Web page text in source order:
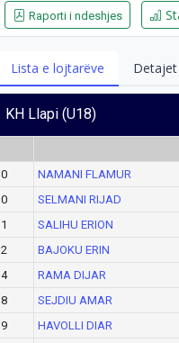
Raporti i ndeshjes
Lista e lojtarëve Detajet
KH Llapi (U18)
0
NAMANI FLAMUR
0
SELMANI RIJAD
1
SALIHU ERION
2
BAJOKU ERIN
4
RAMA DIJAR
8
SEJDIU AMAR
9
HAVOLLI DIAR